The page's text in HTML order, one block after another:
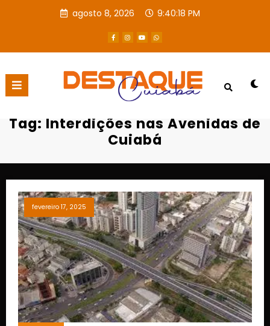
agosto 8, 2026 9:40:19 PM
Página inicial Interdições nas Avenidas de Cuiabá
Tag: Interdições nas Avenidas de
Cuiabá
fevereiro 17, 2025